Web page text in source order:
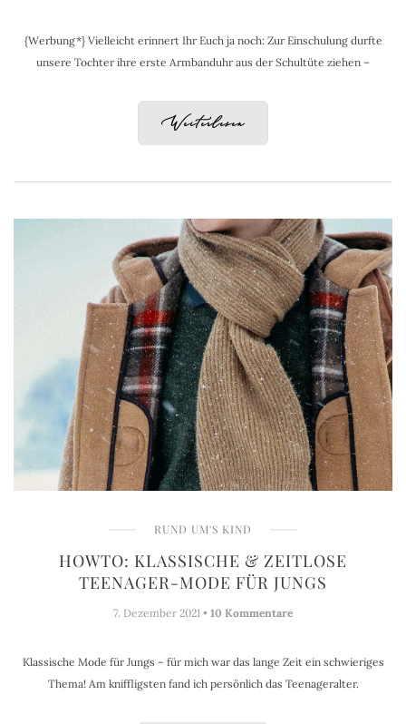
{Werbung*} Vielleicht erinnert Ihr Euch ja noch: Zur Einschulung durfte
unsere Tochter ihre erste Armbanduhr aus der Schultüte ziehen –
Weiterlesen
RUND UM'S KIND
HOWTO: KLASSISCHE & ZEITLOSE
TEENAGER-MODE FÜR JUNGS
7. Dezember 2021 • 10 Kommentare
Klassische Mode für Jungs – für mich war das lange Zeit ein schwieriges
Thema! Am kniffligsten fand ich persönlich das Teenageralter.